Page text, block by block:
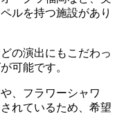
ルを持つ施設があり
の演出にもこだわっ
可能です。
、フラワーシャワ
れているため、希望